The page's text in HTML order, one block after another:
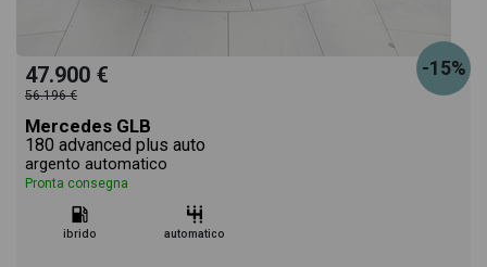
-15%
47.900 €
56.196 €
Mercedes GLB
180 advanced plus auto
argento automatico
Pronta consegna
ibrido automatico